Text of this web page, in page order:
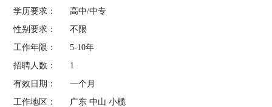
学历要求：
高中/中专
性别要求：
不限
工作年限：
5-10年
招聘人数：
1
有效日期：
一个月
工作地区：
广东 中山 小榄